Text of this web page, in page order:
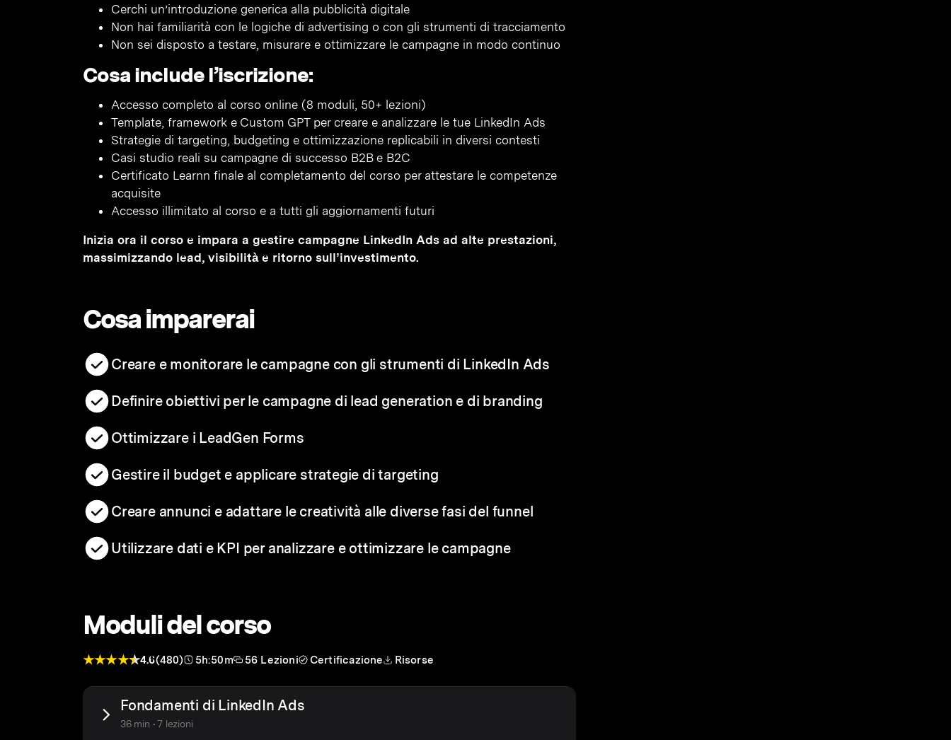
Cerchi un’introduzione generica alla pubblicità digitale
Non hai familiarità con le logiche di advertising o con gli strumenti di tracciamento
Non sei disposto a testare, misurare e ottimizzare le campagne in modo continuo
Cosa include l’iscrizione:
Accesso completo al corso online (8 moduli, 50+ lezioni)
Template, framework e Custom GPT per creare e analizzare le tue LinkedIn Ads
Strategie di targeting, budgeting e ottimizzazione replicabili in diversi contesti
Casi studio reali su campagne di successo B2B e B2C
Certificato Learnn finale al completamento del corso per attestare le competenze
acquisite
Accesso illimitato al corso e a tutti gli aggiornamenti futuri
Inizia ora il corso e impara a gestire campagne LinkedIn Ads ad alte prestazioni,
massimizzando lead, visibilità e ritorno sull’investimento.
Cosa imparerai
Creare e monitorare le campagne con gli strumenti di LinkedIn Ads
Definire obiettivi per le campagne di lead generation e di branding
Ottimizzare i LeadGen Forms
Gestire il budget e applicare strategie di targeting
Creare annunci e adattare le creatività alle diverse fasi del funnel
Utilizzare dati e KPI per analizzare e ottimizzare le campagne
Moduli del corso
4.6(480) 5h:50m 56 Lezioni Certificazione Risorse
Fondamenti di LinkedIn Ads
36 min • 7 lezioni